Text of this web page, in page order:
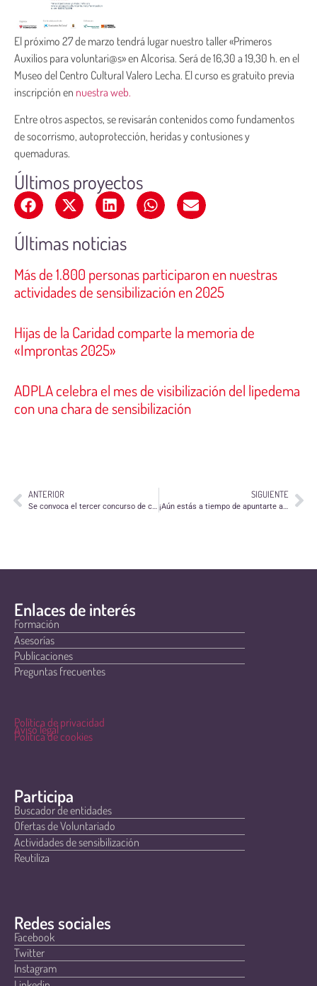
El próximo 27 de marzo tendrá lugar nuestro taller «Primeros
Auxilios para voluntari@s» en Alcorisa. Será de 16,30 a 19,30 h. en el
Museo del Centro Cultural Valero Lecha. El curso es gratuito previa
inscripción en nuestra web.
Entre otros aspectos, se revisarán contenidos como fundamentos
de socorrismo, autoprotección, heridas y contusiones y
quemaduras.
Últimos proyectos
Últimas noticias
Más de 1.800 personas participaron en nuestras
actividades de sensibilización en 2025
Hijas de la Caridad comparte la memoria de
«Improntas 2025»
ADPLA celebra el mes de visibilización del lipedema
con una chara de sensibilización
ANTERIOR
Se convoca el tercer concurso de carteles de Federación Aragonesa de Alzheimer
SIGUIENTE
¡Aún estás a tiempo de apuntarte a la II Convocatoria de Ayudas para ONG ‘Hogares Dignos’!
Enlaces de interés
Formación
Asesorías
Publicaciones
Preguntas frecuentes
Política de privacidad
Aviso legal
Política de cookies
Participa
Buscador de entidades
Ofertas de Voluntariado
Actividades de sensibilización
Reutiliza
Redes sociales
Facebook
Twitter
Instagram